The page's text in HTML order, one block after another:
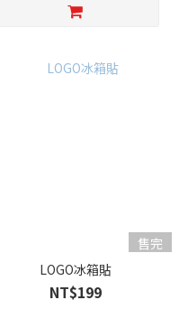
售完
LOGO冰箱貼
NT$199